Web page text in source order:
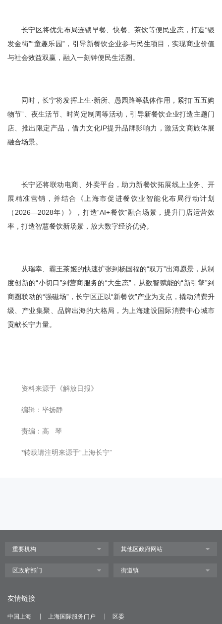
长宁区将优先布局连锁早餐、快餐、茶饮等便民业态，打造“银
发金街”“童趣乐园”，引导新餐饮企业参与民生项目，实现商业价值
与社会效益双赢，融入一刻钟便民生活圈。
同时，长宁将发挥上生·新所、愚园路等载体作用，紧扣“五五购
物节”、夜生活节、时尚定制周等活动，引导新餐饮企业打造主题门
店、推出限定产品，借力文化IP提升品牌影响力，激活文商旅体展
融合场景。
长宁还将联动电商、外卖平台，助力新餐饮拓展线上业务、开
展精准营销，并结合《上海市促进餐饮业智能化布局行动计划
（2026—2028年）》，打造“AI+餐饮”融合场景，提升门店运营效
率，打造智慧餐饮新场景，放大数字经济优势。
从瑞幸、霸王茶姬的快速扩张到杨国福的“双万”出海愿景，从制
度创新的“小切口”到营商服务的“大生态”，从数智赋能的“新引擎”到
商圈联动的“强磁场”，长宁区正以“新餐饮”产业为支点，撬动消费升
级、产业集聚、品牌出海的大格局，为上海建设国际消费中心城市
贡献长宁力量。
资料来源于《解放日报》
编辑：毕扬静
责编：高 琴
*转载请注明来源于“上海长宁”
友情链接
中国上海 上海国际服务门户 区委